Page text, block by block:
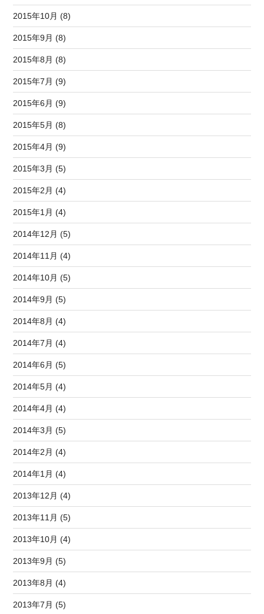
2015年10月 (8)
2015年9月 (8)
2015年8月 (8)
2015年7月 (9)
2015年6月 (9)
2015年5月 (8)
2015年4月 (9)
2015年3月 (5)
2015年2月 (4)
2015年1月 (4)
2014年12月 (5)
2014年11月 (4)
2014年10月 (5)
2014年9月 (5)
2014年8月 (4)
2014年7月 (4)
2014年6月 (5)
2014年5月 (4)
2014年4月 (4)
2014年3月 (5)
2014年2月 (4)
2014年1月 (4)
2013年12月 (4)
2013年11月 (5)
2013年10月 (4)
2013年9月 (5)
2013年8月 (4)
2013年7月 (5)